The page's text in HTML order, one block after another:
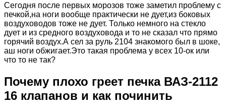
Сегодня после первых морозов тоже заметил проблему с
печкой,на ноги вообще практически не дует,из боковых
воздуховодов тоже не дует. Только немного на стекло
дует и из средного воздуховода и то не сказал что прямо
горячий воздух.А сел за руль 2104 знакомого был в шоке,
аш ноги обжигает.Это такая проблема у всех 10-ок или
что то не так?
Почему плохо греет печка ВАЗ-2112
16 клапанов и как починить